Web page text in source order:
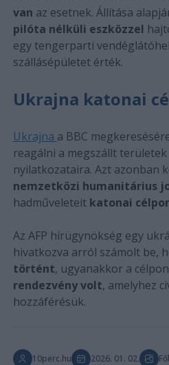
van az esetnek. Állítása
pilóta nélküli eszközzel
egy tengerparti
szállásépületet érték.
Ukrajna katonai
Ukrajna a BBC
reagálni a megszállt
nyilatkozataira. Azt azonban
nemzetközi humanitárius
hadműveleteit katonai
Az AFP hírügynökség egy
hivatkozva arról számolt be,
történt, ugyanakkor a
rendezvény volt, amelyhez
hozzáférésük.
10perc.hu 2026. 01. 02.